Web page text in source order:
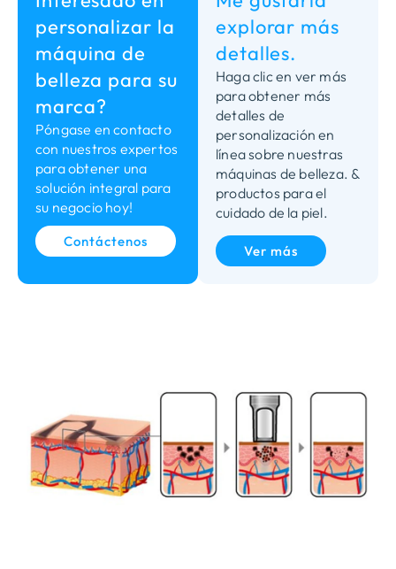
personalizar la
máquina de
belleza para su
marca?
Póngase en contacto
con nuestros expertos
para obtener una
solución integral para
su negocio hoy!
Contáctenos
explorar más
detalles.
Haga clic en ver más
para obtener más
detalles de
personalización en
línea sobre nuestras
máquinas de belleza. &
productos para el
cuidado de la piel.
Ver más